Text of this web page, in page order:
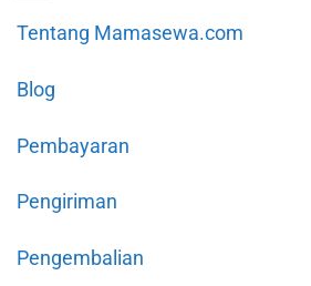
Tentang Mamasewa.com
Blog
Pembayaran
Pengiriman
Pengembalian